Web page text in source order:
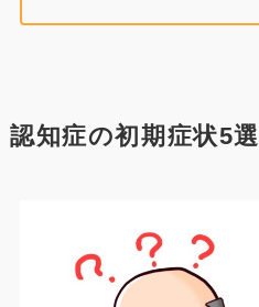
認知症の初期症状5選